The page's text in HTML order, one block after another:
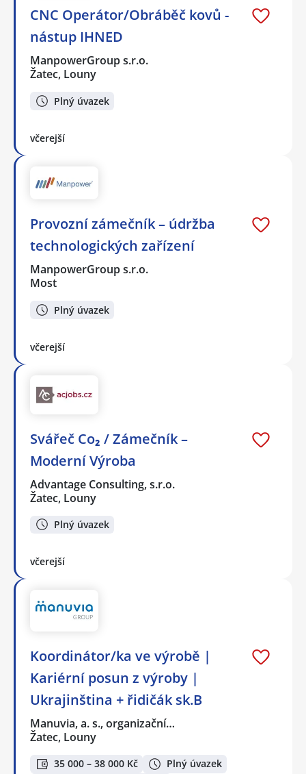
CNC Operátor/Obráběč kovů -
nástup IHNED
ManpowerGroup s.r.o.
Žatec, Louny
Plný úvazek
včerejší
Provozní zámečník – údržba
technologických zařízení
ManpowerGroup s.r.o.
Most
Plný úvazek
včerejší
Svářeč Co₂ / Zámečník –
Moderní Výroba
Advantage Consulting, s.r.o.
Žatec, Louny
Plný úvazek
včerejší
Koordinátor/ka ve výrobě |
Kariérní posun z výroby |
Ukrajinština + řidičák sk.B
Manuvia, a. s., organizační…
Žatec, Louny
35 000 – 38 000 Kč
Plný úvazek